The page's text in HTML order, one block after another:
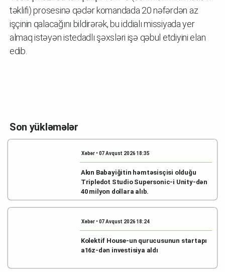
təklifi) prosesinə qədər komandada 20 nəfərdən az
işçinin qalacağını bildirərək, bu iddialı missiyada yer
almaq istəyən istedadlı şəxsləri işə qəbul etdiyini elan
edib.
Son yükləmələr
Xəbər • 07 Avqust 2026 18:35
Akın Babayiğitin həmtəsisçisi olduğu
Tripledot Studio Supersonic-i Unity-dən
40 milyon dollara alıb.
Xəbər • 07 Avqust 2026 18:24
Kolektif House-un qurucusunun startapı
a16z-dən investisiya aldı